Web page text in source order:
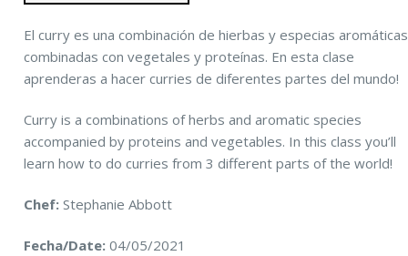
El curry es una combinación de hierbas y especias aromáticas
combinadas con vegetales y proteínas. En esta clase
aprenderas a hacer curries de diferentes partes del mundo!
Curry is a combinations of herbs and aromatic species
accompanied by proteins and vegetables. In this class you’ll
learn how to do curries from 3 different parts of the world!
Chef: Stephanie Abbott
Fecha/Date:04/05/2021